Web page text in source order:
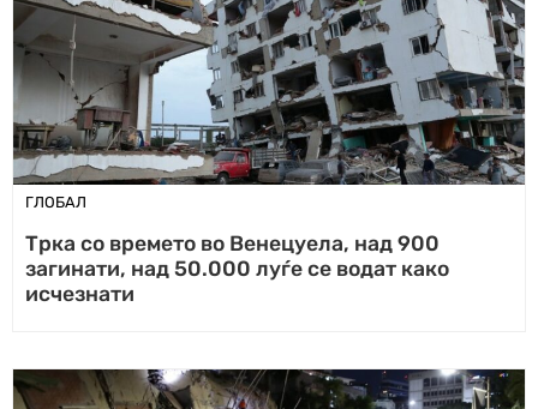
ГЛОБАЛ
Tрка со времето во Венецуела, над 900
загинати, над 50.000 луѓе се водат како
исчезнати